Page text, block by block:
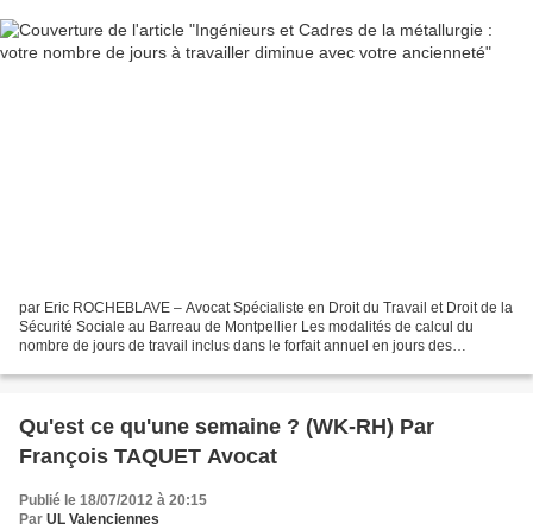
par Eric ROCHEBLAVE – Avocat Spécialiste en Droit du Travail et Droit de la
Sécurité Sociale au Barreau de Montpellier Les modalités de calcul du
nombre de jours de travail inclus dans le forfait annuel en jours des
Qu'est ce qu'une semaine ? (WK-RH) Par
François TAQUET Avocat
Publié le 18/07/2012 à 20:15
Par UL Valenciennes